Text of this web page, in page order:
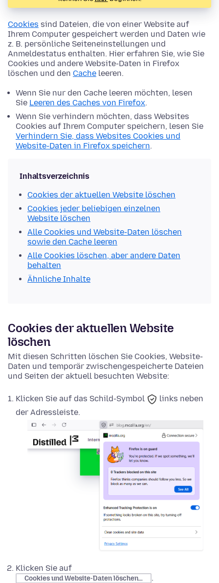
Cookies sind Dateien, die von einer Website auf
Ihrem Computer gespeichert werden und Daten wie
z. B. persönliche Seiteneinstellungen und
Anmeldestatus enthalten. Hier erfahren Sie, wie Sie
Cookies und andere Website-Daten in Firefox
löschen und den Cache leeren.
Wenn Sie nur den Cache leeren möchten, lesen
Sie Leeren des Caches von Firefox.
Wenn Sie verhindern möchten, dass Websites
Cookies auf Ihrem Computer speichern, lesen Sie
Verhindern Sie, dass Websites Cookies und
Website-Daten in Firefox speichern.
Inhaltsverzeichnis
Cookies der aktuellen Website löschen
Cookies jeder beliebigen einzelnen
Website löschen
Alle Cookies und Website-Daten löschen
sowie den Cache leeren
Alle Cookies löschen, aber andere Daten
behalten
Ähnliche Inhalte
Cookies der aktuellen Website
löschen
Mit diesen Schritten löschen Sie Cookies, Website-
Daten und temporär zwischengespeicherte Dateien
und Seiten der aktuell besuchten Website:
Klicken Sie auf das Schild-Symbol
links neben
der Adressleiste.
Klicken Sie auf
Cookies und Website-Daten löschen… .